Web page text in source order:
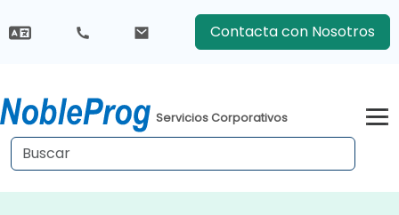
Contacta con Nosotros
Servicios Corporativos